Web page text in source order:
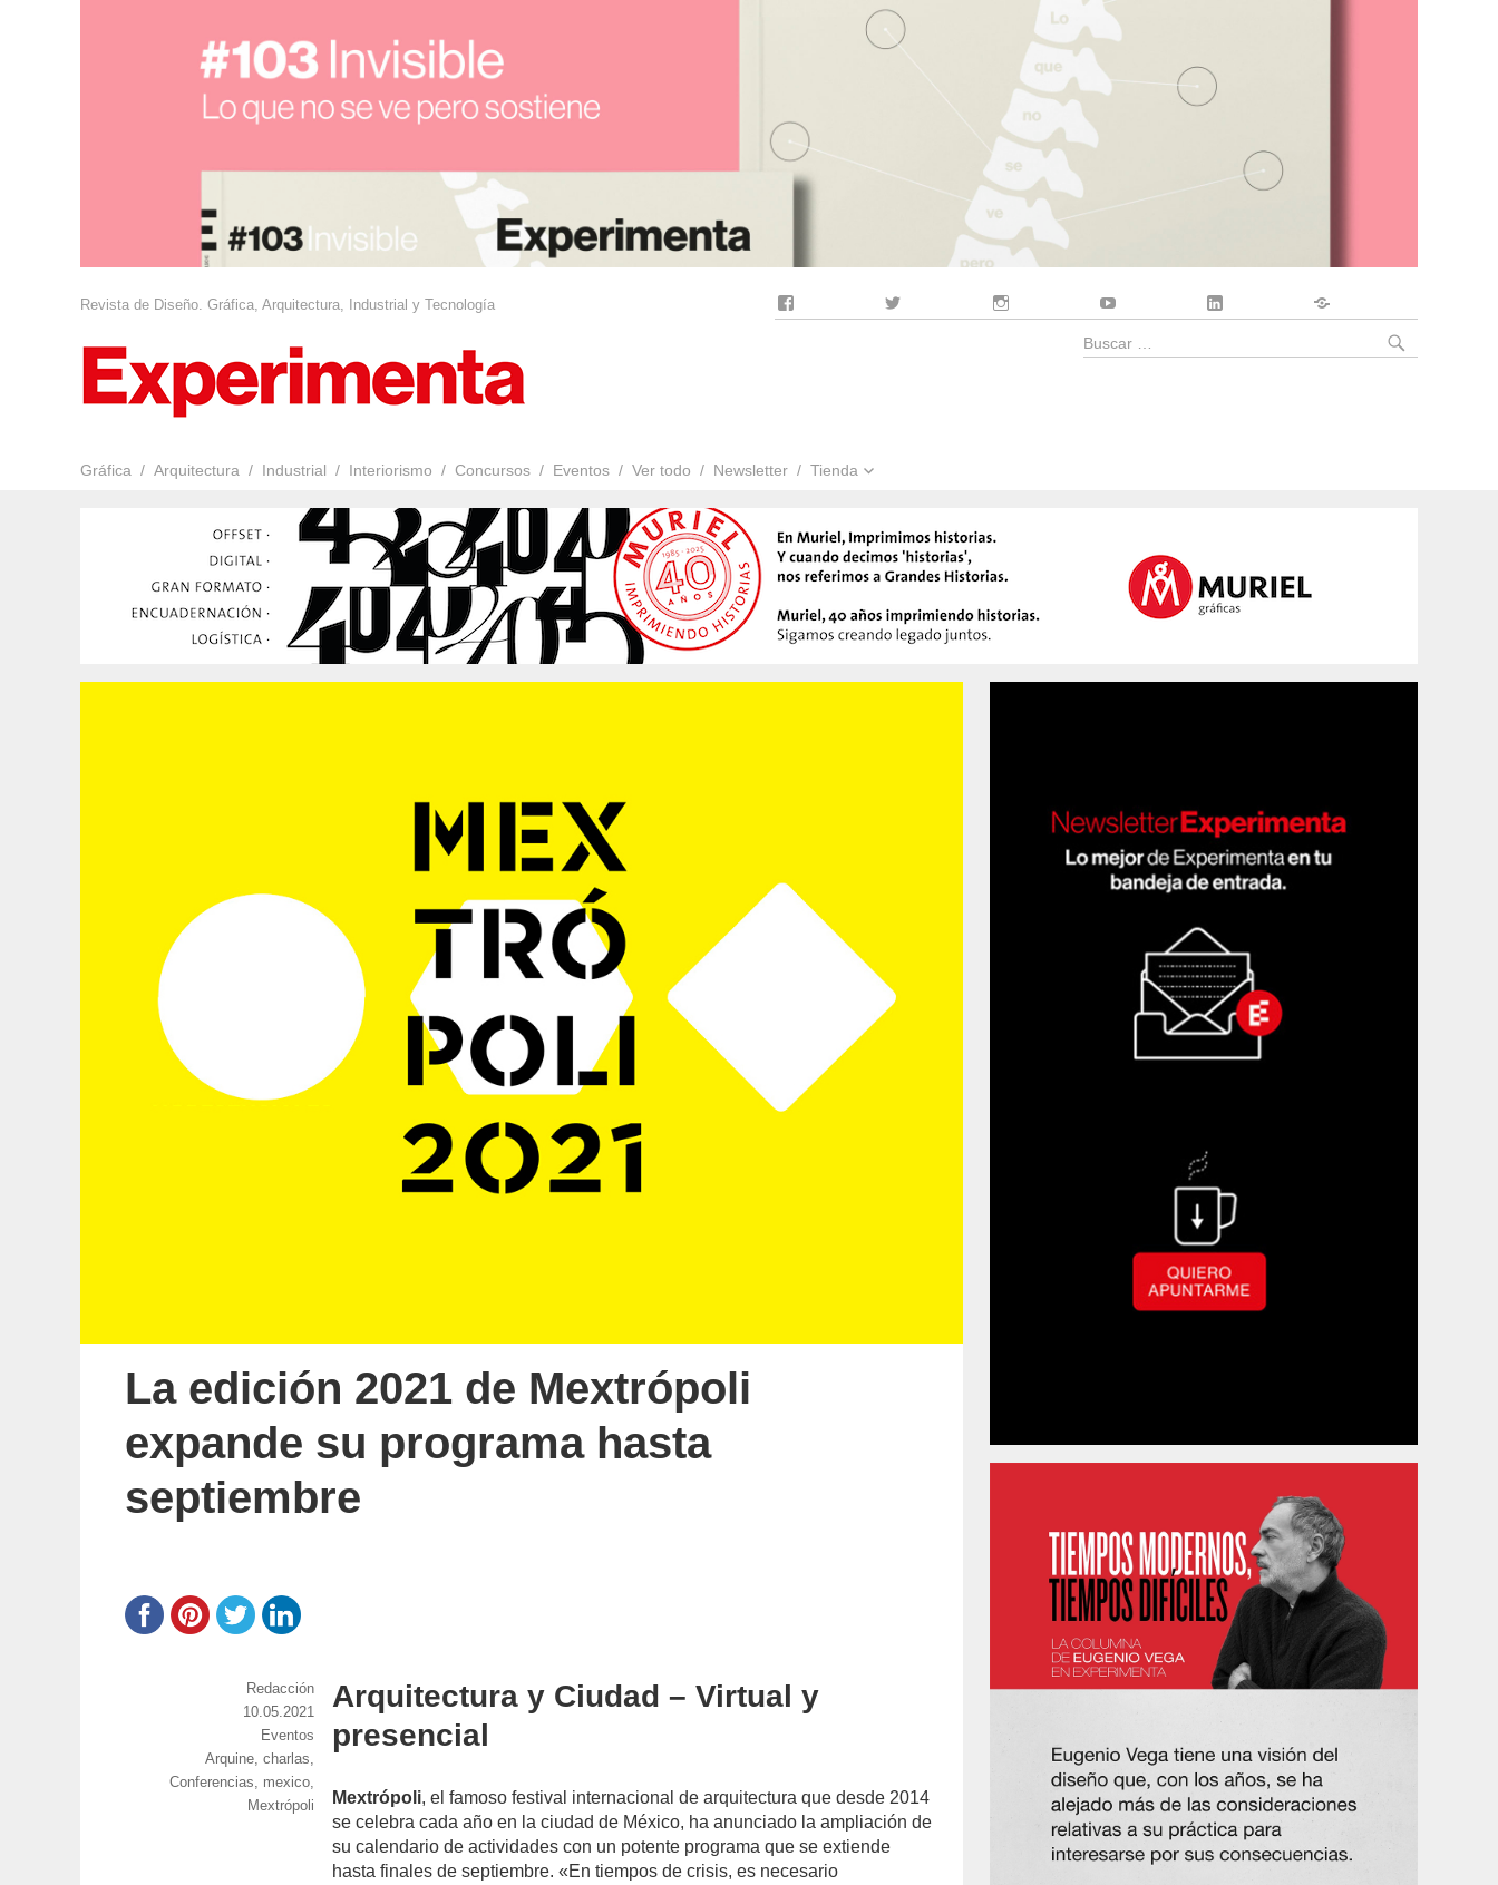
Revista de Diseño. Gráfica, Arquitectura, Industrial y Tecnología
Gráfica Arquitectura Industrial Interiorismo Concursos Eventos Ver todo Newsletter Tienda
Buscar
La edición 2021 de Mextrópoli
expande su programa hasta
septiembre
Arquitectura y Ciudad – Virtual y
presencial
Mextrópoli, el famoso festival internacional de arquitectura que desde 2014
se celebra cada año en la ciudad de México, ha anunciado la ampliación de
su calendario de actividades con un potente programa que se extiende
hasta finales de septiembre. «En tiempos de crisis, es necesario
https://www.experimenta.es/author/redaccion/
Redacción
Publicado
10.05.2021
Categorías
Eventos
Etiquetas
Arquine,charlas,
Conferencias, mexico,
Mextrópoli